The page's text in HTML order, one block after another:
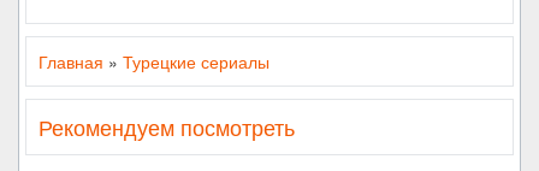
Главная » Турецкие сериалы
Рекомендуем посмотреть